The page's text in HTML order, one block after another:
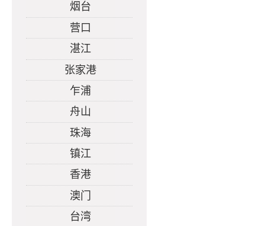
烟台
营口
湛江
张家港
乍浦
舟山
珠海
镇江
香港
澳门
台湾